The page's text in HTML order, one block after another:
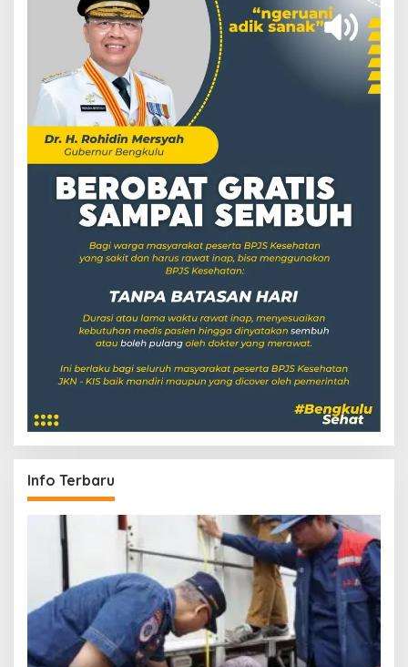
Info Terbaru